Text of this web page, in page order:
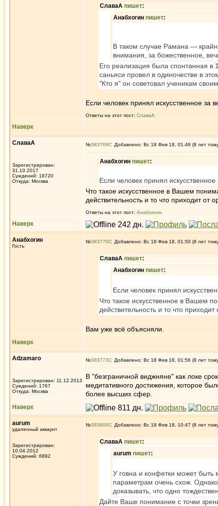
СлаваА пишет:
Анабхогин пишет:
В таком случае Рамана —
внимания, за божественное,
Его реализация была спонтанная в
саньяси провел в одиночестве в
"Кто я" он советовал ученикам
Если человек принял искусственное за
Ответы на этот пост: СлаваА
Наверх
СлаваА
Зарегистрирован:
31.10.2017
Суждений: 18720
Откуда: Москва
№383769 Добавлено: Вс 18 Фев 18, 01:48 (8 лет
Анабхогин пишет:
Если человек принял
Что такое искусственное в Вашем
действительность и то что приходит от
Ответы на этот пост: Анабхогин
Наверх
Анабхогин
Гость
№383770 Добавлено: Вс 18 Фев 18, 01:50 (8 лет
СлаваА пишет:
Анабхогин пишет:
Если человек принял
Что такое искусственное в Вашем
действительность и то что
Вам уже всё объясняли.
Наверх
Adzamaro
Зарегистрирован: 11.12.2013
Суждений: 1767
Откуда: Москва
№383773 Добавлено: Вс 18 Фев 18, 01:56 (8 лет
В "безграничной виджняне" как локе
медитативного достижения, которое
более высших сфер.
Наверх
aurum
удаленный аккаунт
Зарегистрирован:
10.04.2012
Суждений: 6892
№383800 Добавлено: Вс 18 Фев 18, 10:47 (8 лет
СлаваА пишет:
aurum пишет:
У говна и конфетки может
параметрам очень схож.
доказывать, что одно
Дайте Ваше понимание с точки